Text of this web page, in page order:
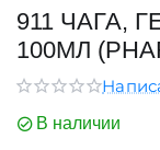
911 ЧАГА,
100МЛ
В наличии